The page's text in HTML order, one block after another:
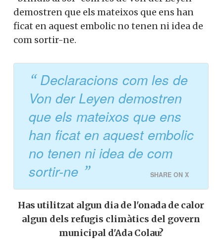
demostren que els mateixos que ens han
ficat en aquest embolic no tenen ni idea de
com sortir-ne.
Declaracions com les de
Von der Leyen demostren
que els mateixos que ens
han ficat en aquest embolic
no tenen ni idea de com
sortir-ne
SHARE ON X
Has utilitzat algun dia de l'onada de calor
algun dels refugis climàtics del govern
municipal d'Ada Colau?